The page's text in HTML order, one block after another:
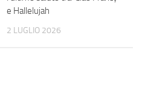
e Hallelujah
2 LUGLIO 2026